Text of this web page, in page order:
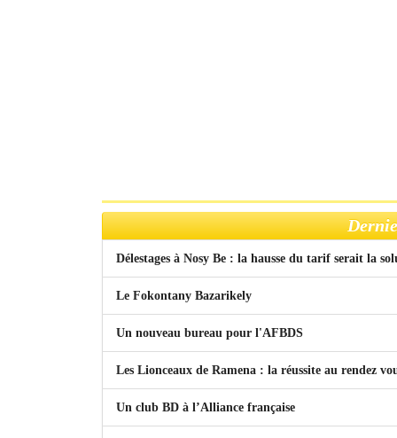
Délestages à Nosy Be : la hausse du tarif serait la
Le Fokontany Bazarikely
Un nouveau bureau pour l'AFBDS
Les Lionceaux de Ramena : la réussite au rendez
Un club BD à l’Alliance française